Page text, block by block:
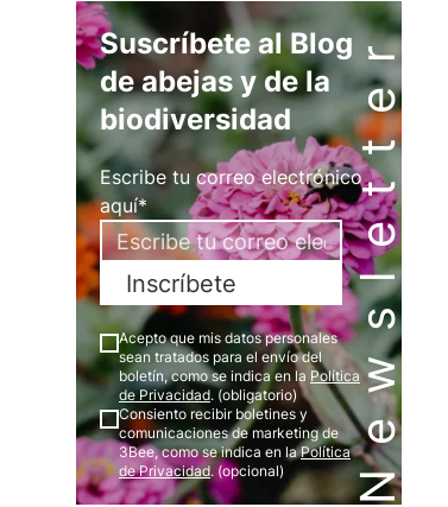
Newsletter
Suscríbete al Blog
de abejas y de la
biodiversidad
Escribe tu correo electrónico
aquí*
Inscríbete
Acepto que mis datos personales
sean tratados para el envío del
boletín, como se indica en la Política
de Privacidad. (obligatorio)
Consiento recibir boletines y
comunicaciones de marketing de
3Bee, como se indica en laPolítica
de Privacidad. (opcional)